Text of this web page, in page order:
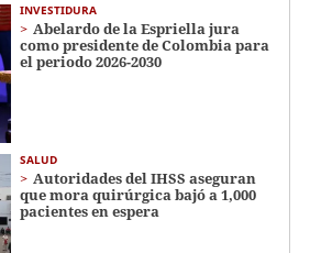
INVESTIDURA
Abelardo de la Espriella jura
como presidente de Colombia para
el periodo 2026-2030
SALUD
Autoridades del IHSS aseguran
que mora quirúrgica bajó a 1,000
pacientes en espera